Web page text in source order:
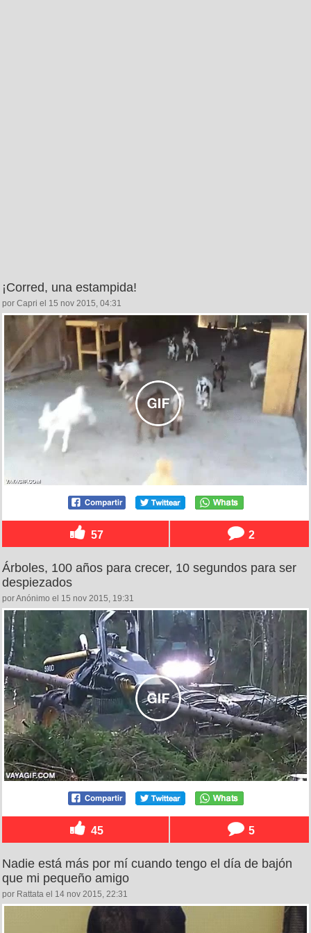
¡Corred, una estampida!
por Capri el 15 nov 2015, 04:31
57 2
Árboles, 100 años para crecer, 10 segundos para ser
despiezados
por Anónimo el 15 nov 2015, 19:31
45 5
Nadie está más por mí cuando tengo el día de bajón
que mi pequeño amigo
por Rattata el 14 nov 2015, 22:31